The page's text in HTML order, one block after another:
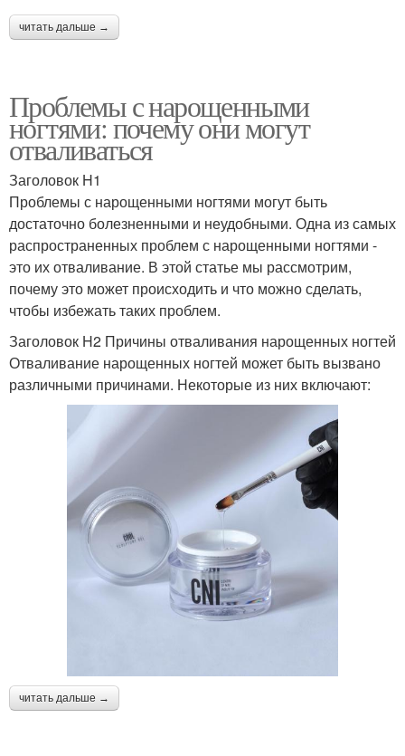
Наращивание на
Типсы для
наращивания
Уход до наращивания
Гель на формах Гель на формы
Гель на верхние формы Салонное наращивание
Густой гель
Средства для гелевого
наращивания
Разборки с гелями
читать дальше →
Проблемы с нарощенными
ногтями: почему они могут
отваливаться
Заголовок H1
Проблемы с нарощенными ногтями могут быть
достаточно болезненными и неудобными. Одна из самых
распространенных проблем с нарощенными ногтями -
это их отваливание. В этой статье мы рассмотрим,
почему это может происходить и что можно сделать,
чтобы избежать таких проблем.
Заголовок H2 Причины отваливания нарощенных ногтей
Отваливание нарощенных ногтей может быть вызвано
различными причинами. Некоторые из них включают:
читать дальше →